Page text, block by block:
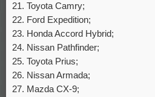
Toyota Camry;
Ford Expedition;
Honda Accord Hybrid;
Nissan Pathfinder;
Toyota Prius;
Nissan Armada;
Mazda CX-9;